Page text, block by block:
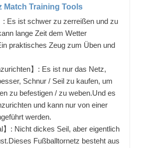
Match Training Tools
: Es ist schwer zu zerreißen und zu
lange Zeit dem Wetter
praktisches Zeug zum Üben und
】: Es ist nur das Netz,
Schnur / Seil zu kaufen, um
zu befestigen / zu weben.Und es
und kann nur von einer
werden.
】: Nicht dickes Seil, aber eigentlich
Fußballtornetz besteht aus